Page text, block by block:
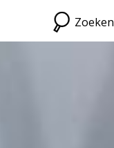
Zoeken